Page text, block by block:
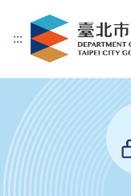
跳到主要內容
:::